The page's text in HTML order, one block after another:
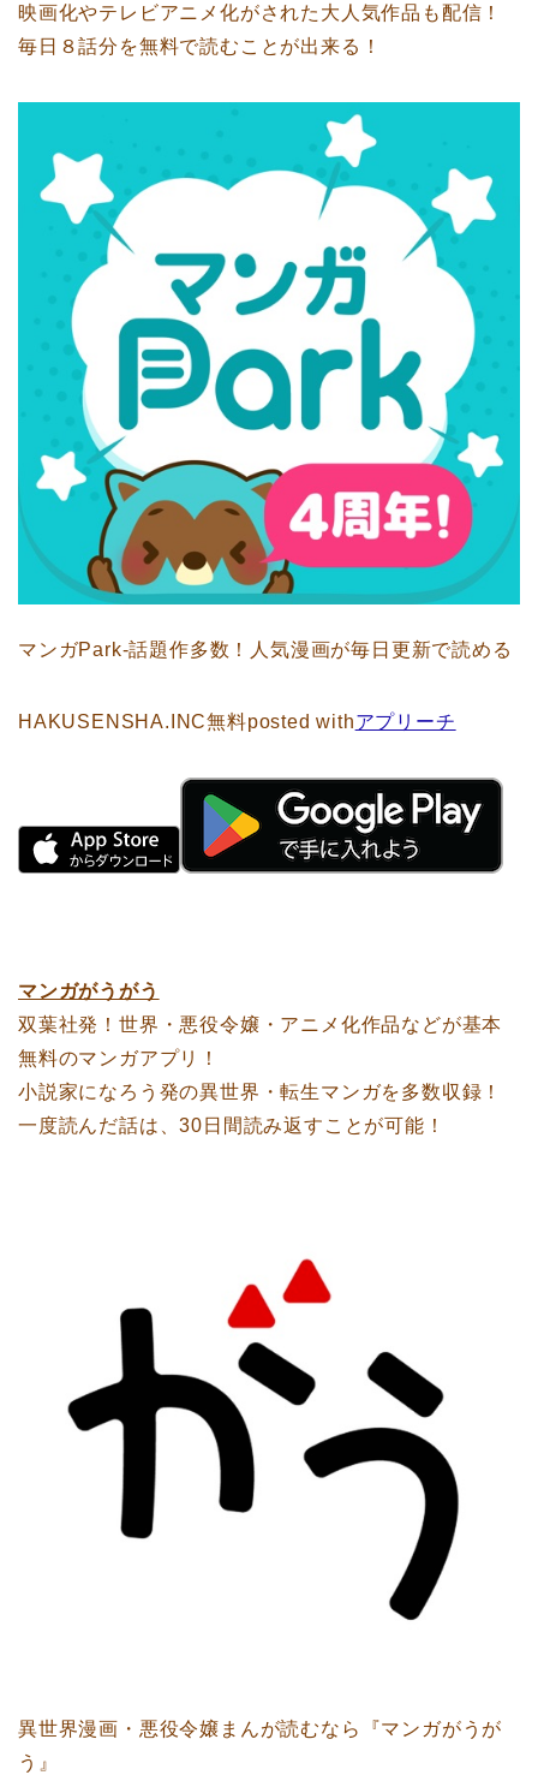
映画化やテレビアニメ化がされた大人気作品も配信！
毎日８話分を無料で読むことが出来る！
マンガPark-話題作多数！人気漫画が毎日更新で読める
HAKUSENSHA.INC無料posted withアプリーチ
マンガがうがう
双葉社発！世界・悪役令嬢・アニメ化作品などが基本
無料のマンガアプリ！
小説家になろう発の異世界・転生マンガを多数収録！
一度読んだ話は、30日間読み返すことが可能！
異世界漫画・悪役令嬢まんが読むなら『マンガがうが
う』